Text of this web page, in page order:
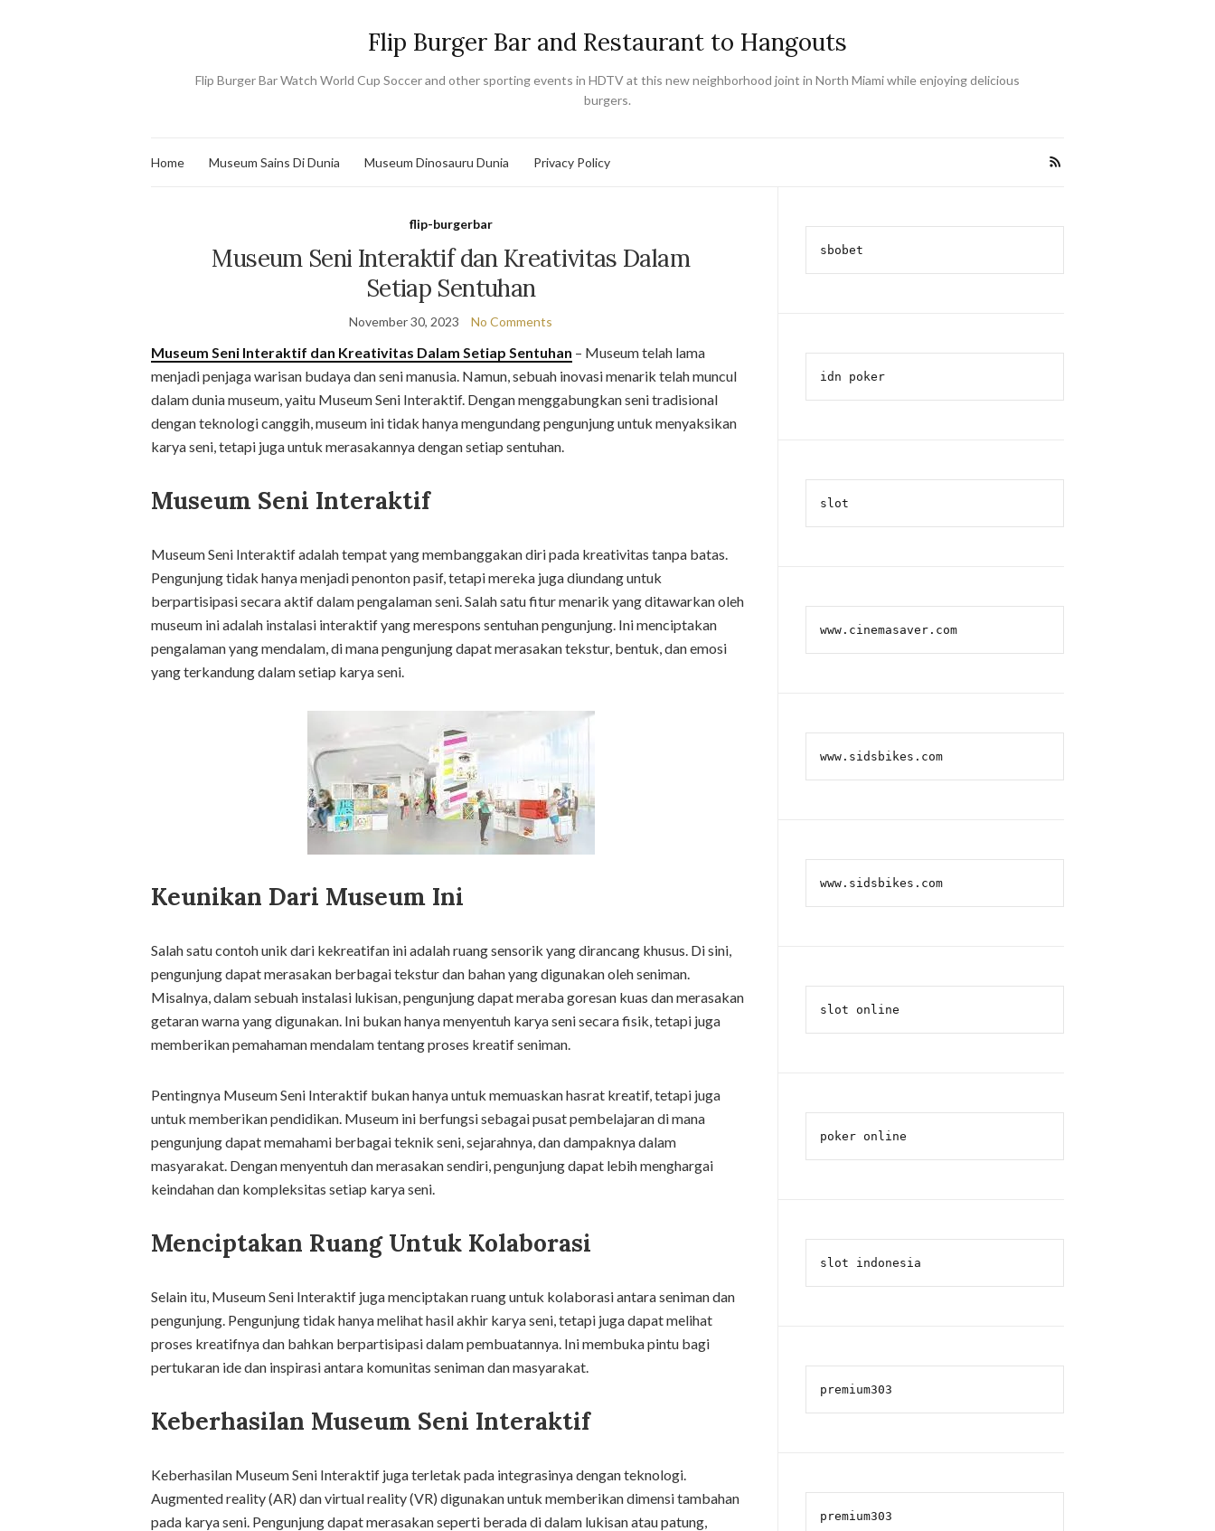
Flip Burger Bar and Restaurant to Hangouts
Flip Burger Bar Watch World Cup Soccer and other sporting events in HDTV at this new neighborhood joint in North Miami while enjoying delicious
burgers.
Home Museum Sains Di Dunia Museum Dinosauru Dunia Privacy Policy
flip-burgerbar
Museum Seni Interaktif dan Kreativitas Dalam
Setiap Sentuhan
November 30, 2023 No Comments
Museum Seni Interaktif dan Kreativitas Dalam Setiap Sentuhan – Museum telah lama
menjadi penjaga warisan budaya dan seni manusia. Namun, sebuah inovasi menarik telah muncul
dalam dunia museum, yaitu Museum Seni Interaktif. Dengan menggabungkan seni tradisional
dengan teknologi canggih, museum ini tidak hanya mengundang pengunjung untuk menyaksikan
karya seni, tetapi juga untuk merasakannya dengan setiap sentuhan.
Museum Seni Interaktif
Museum Seni Interaktif adalah tempat yang membanggakan diri pada kreativitas tanpa batas.
Pengunjung tidak hanya menjadi penonton pasif, tetapi mereka juga diundang untuk
berpartisipasi secara aktif dalam pengalaman seni. Salah satu fitur menarik yang ditawarkan oleh
museum ini adalah instalasi interaktif yang merespons sentuhan pengunjung. Ini menciptakan
pengalaman yang mendalam, di mana pengunjung dapat merasakan tekstur, bentuk, dan emosi
yang terkandung dalam setiap karya seni.
Keunikan Dari Museum Ini
Salah satu contoh unik dari kekreatifan ini adalah ruang sensorik yang dirancang khusus. Di sini,
pengunjung dapat merasakan berbagai tekstur dan bahan yang digunakan oleh seniman.
Misalnya, dalam sebuah instalasi lukisan, pengunjung dapat meraba goresan kuas dan merasakan
getaran warna yang digunakan. Ini bukan hanya menyentuh karya seni secara fisik, tetapi juga
memberikan pemahaman mendalam tentang proses kreatif seniman.
Pentingnya Museum Seni Interaktif bukan hanya untuk memuaskan hasrat kreatif, tetapi juga
untuk memberikan pendidikan. Museum ini berfungsi sebagai pusat pembelajaran di mana
pengunjung dapat memahami berbagai teknik seni, sejarahnya, dan dampaknya dalam
masyarakat. Dengan menyentuh dan merasakan sendiri, pengunjung dapat lebih menghargai
keindahan dan kompleksitas setiap karya seni.
Menciptakan Ruang Untuk Kolaborasi
Selain itu, Museum Seni Interaktif juga menciptakan ruang untuk kolaborasi antara seniman dan
pengunjung. Pengunjung tidak hanya melihat hasil akhir karya seni, tetapi juga dapat melihat
proses kreatifnya dan bahkan berpartisipasi dalam pembuatannya. Ini membuka pintu bagi
pertukaran ide dan inspirasi antara komunitas seniman dan masyarakat.
Keberhasilan Museum Seni Interaktif
Keberhasilan Museum Seni Interaktif juga terletak pada integrasinya dengan teknologi.
Augmented reality (AR) dan virtual reality (VR) digunakan untuk memberikan dimensi tambahan
pada karya seni. Pengunjung dapat merasakan seperti berada di dalam lukisan atau patung,
sbobet
idn poker
slot
www.cinemasaver.com
www.sidsbikes.com
www.sidsbikes.com
slot online
poker online
slot indonesia
premium303
premium303